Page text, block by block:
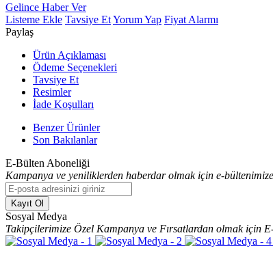
Gelince Haber Ver
Listeme Ekle Tavsiye EtYorum Yap Fiyat Alarmı
Paylaş
Ürün Açıklaması
Ödeme Seçenekleri
Tavsiye Et
Resimler
İade Koşulları
Benzer Ürünler
Son Bakılanlar
E-Bülten Aboneliği
Kampanya ve yeniliklerden haberdar olmak için e-
Kayıt Ol
Sosyal Medya
Takipçilerimize Özel Kampanya ve Fırsatlardan olmak için